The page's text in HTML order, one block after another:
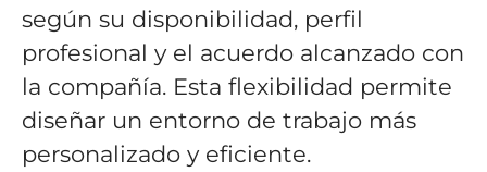
según su disponibilidad, perfil
profesional y el acuerdo alcanzado con
la compañía. Esta flexibilidad permite
diseñar un entorno de trabajo más
personalizado y eficiente.